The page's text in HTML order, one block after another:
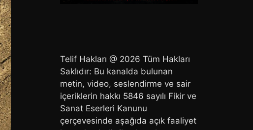
Telif Hakları @ 2026 Tüm Hakları
Saklıdır: Bu kanalda bulunan
metin, video, seslendirme ve sair
içeriklerin hakkı 5846 sayılı Fikir ve
Sanat Eserleri Kanunu
çerçevesinde aşağıda açık faaliyet